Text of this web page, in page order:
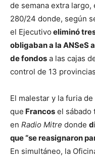
de semana extra
280/24 donde, según
el Ejecutivo eliminó
obligaban a la ANSeS
de fondos a las cajas
control de 13
El malestar y la furia
que Francos el sábado
en Radio Mitre donde
que “se reasignaron
En simultáneo, la